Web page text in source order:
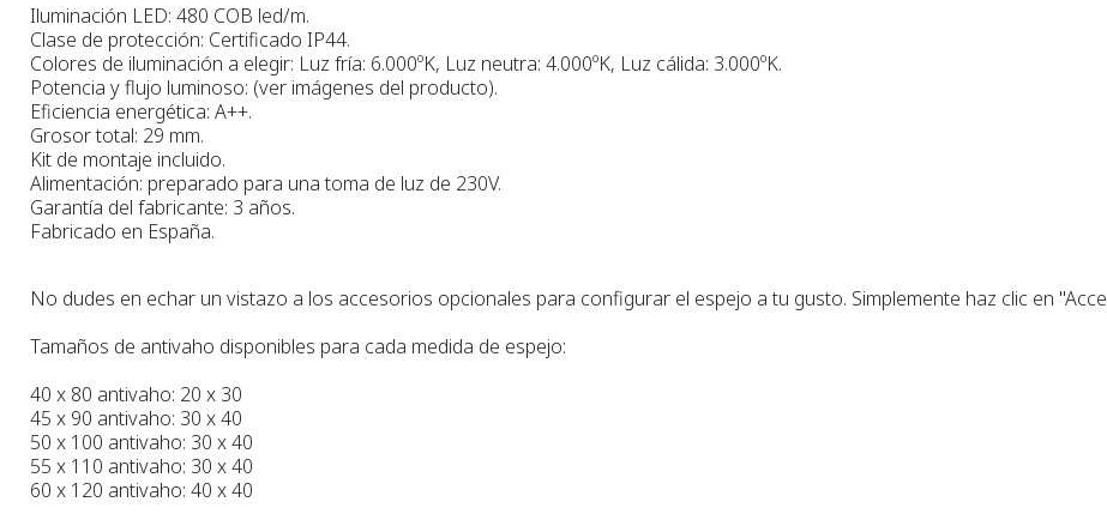
Iluminación LED: 480 COB led/m.
Clase de protección: Certificado IP44.
Colores de iluminación a elegir: Luz fría: 6.000ºK, Luz neutra: 4.000ºK, Luz cálida: 3.000ºK.
Potencia y flujo luminoso: (ver imágenes del producto).
Eficiencia energética: A++.
Grosor total: 29 mm.
Kit de montaje incluido.
Alimentación: preparado para una toma de luz de 230V.
Garantía del fabricante: 3 años.
Fabricado en España.
No dudes en echar un vistazo a los accesorios opcionales para configurar el espejo a tu gusto. Simplemente haz clic en
Tamaños de antivaho disponibles para cada medida de espejo:
40 x 80 antivaho: 20 x 30
45 x 90 antivaho: 30 x 40
50 x 100 antivaho: 30 x 40
55 x 110 antivaho: 30 x 40
60 x 120 antivaho: 40 x 40